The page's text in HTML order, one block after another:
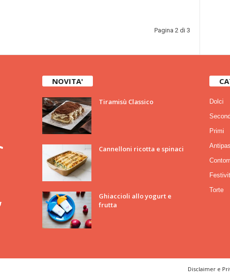
Pagina 2 di 3
NOVITA'
Tiramisù Classico
Cannelloni ricotta e spinaci
Ghiaccioli allo yogurt e
frutta
Dolci
Primi
Torte
Disclaimer e